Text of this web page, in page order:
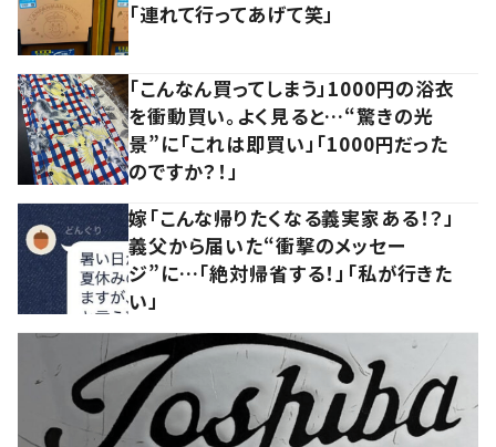
「連れて行ってあげて笑」
「こんなん買ってしまう」1000円の浴衣
を衝動買い。よく見ると…“驚きの光
景”に「これは即買い」「1000円だった
のですか？！」
嫁「こんな帰りたくなる義実家ある！？」
義父から届いた“衝撃のメッセー
ジ”に…「絶対帰省する！」「私が行きた
い」